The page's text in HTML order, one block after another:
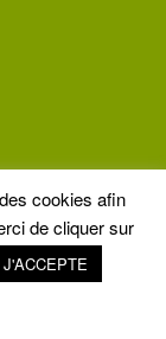
cookies afin
de cliquer sur
J'ACCEPTE